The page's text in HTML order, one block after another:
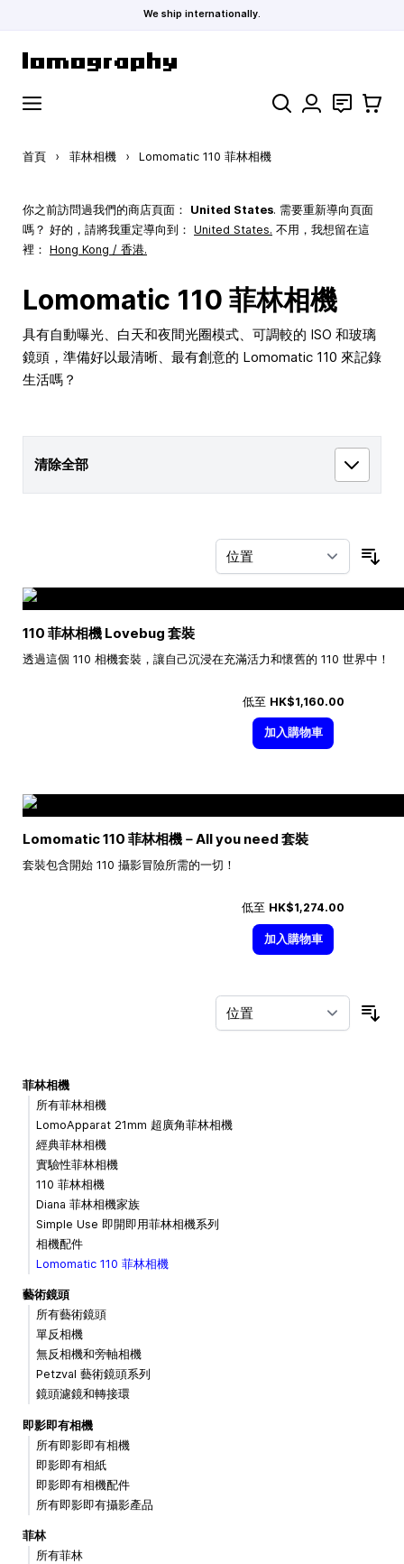
We ship internationally.
搜索 聯絡 購物車
首頁 › 菲林相機 › Lomomatic 110 菲林相機
你之前訪問過我們的商店頁面： United States. 需要重新導向頁面
嗎？ 好的，請將我重定導向到： United States. 不用，我想留在這
裡： Hong Kong / 香港.
Lomomatic 110 菲林相機
具有自動曝光、白天和夜間光圈模式、可調較的 ISO 和玻璃
鏡頭，準備好以最清晰、最有創意的 Lomomatic 110 來記錄
生活嗎？
清除全部
110 菲林相機 Lovebug 套裝
透過這個 110 相機套裝，讓自己沉浸在充滿活力和懷舊的 110 世界中！
低至 HK$1,160.00
加入購物車
Lomomatic 110 菲林相機－All you need 套裝
套裝包含開始 110 攝影冒險所需的一切！
低至 HK$1,274.00
加入購物車
菲林相機
所有菲林相機
LomoApparat 21mm 超廣角菲林相機
經典菲林相機
實驗性菲林相機
110 菲林相機
Diana 菲林相機家族
Simple Use 即開即用菲林相機系列
相機配件
Lomomatic 110 菲林相機
藝術鏡頭
所有藝術鏡頭
單反相機
無反相機和旁軸相機
Petzval 藝術鏡頭系列
鏡頭濾鏡和轉接環
即影即有相機
所有即影即有相機
即影即有相紙
即影即有相機配件
所有即影即有攝影產品
菲林
所有菲林